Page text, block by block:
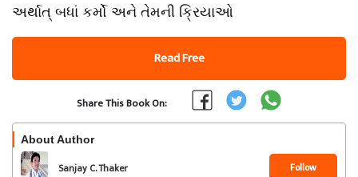
અર્થાત્‌ બધાં કર્મો અને તેમની ક્રિયાઓ
Read Free
Share This Book On:
About Author
Sanjay C. Thaker Follow